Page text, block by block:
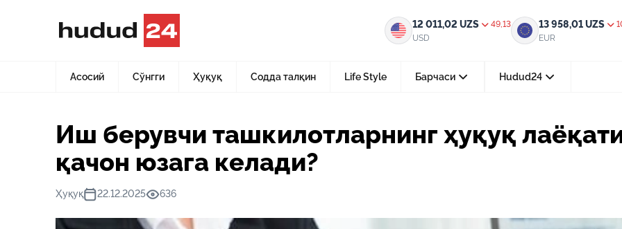
12 011,02 UZS
49,13
USD
13 958,01UZS
EUR
Асосий Сўнгги Ҳуқуқ Содда талқин Life Style Барчаси Hudud24
05-август 2026, 04:36
Электрон обуна: ҳуқуқий
Янгиликлар Иш берувчи ташкилотларнинг ҳуқуқ лаёқати қачон юзага келади?
Иш берувчи ташкилотларнинг ҳуқуқ
қачон юзага келади?
Ҳуқуқ 22.12.2025 636